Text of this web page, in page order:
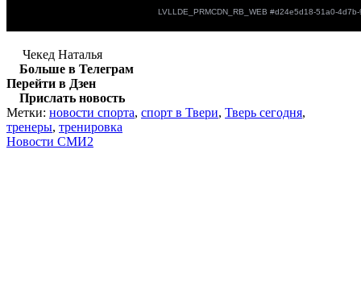
Чекед Наталья
Больше в Телеграм
Перейти в Дзен
Прислать новость
Метки: новости спорта, спорт в Твери, Тверь сегодня,
тренеры, тренировка
Новости СМИ2